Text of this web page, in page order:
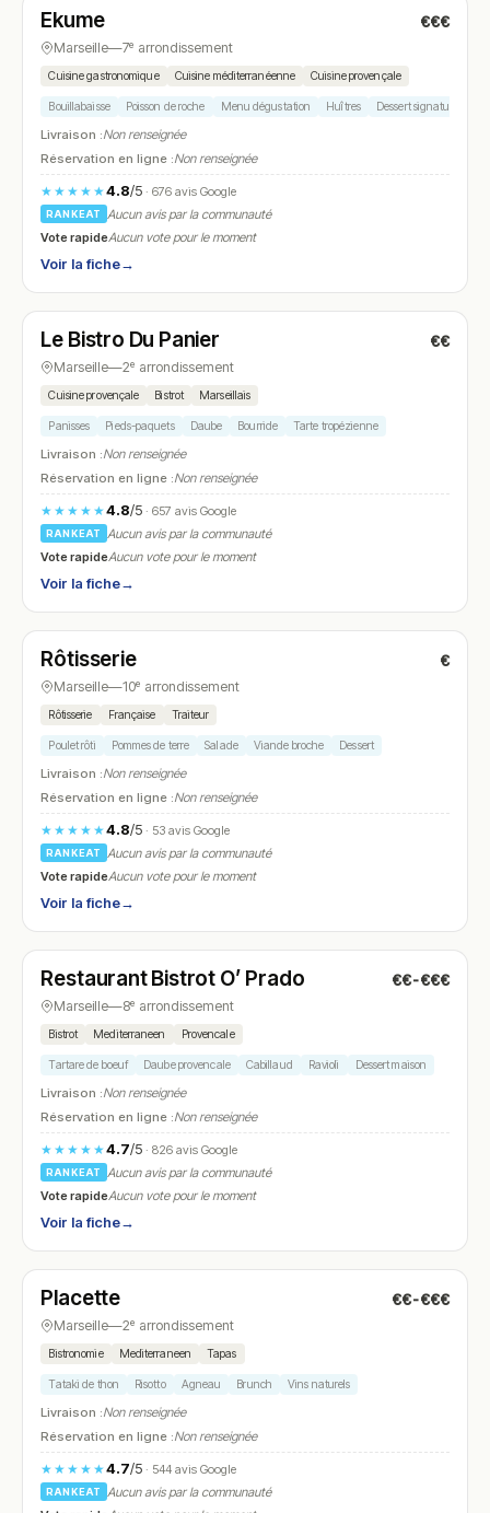
N° 9
Ekume €€€
Marseille—7ᵉ arrondissement
Cuisine gastronomique Cuisine méditerranéenne Cuisine provençale
Bouillabaisse Poisson de roche Menu dégustation Huîtres Dessert signature
Livraison :Non renseignée
Réservation en ligne :Non renseignée
★★★★★4.8/5· 676 avis Google
RANKEAT
Aucun avis par la communauté
Vote rapideAucun vote pour le moment
Voir la fiche→
N° 10
Le Bistro Du Panier €€
Marseille—2ᵉ arrondissement
Cuisine provençale Bistrot Marseillais
Panisses Pieds-paquets Daube Bourride Tarte tropézienne
Livraison :Non renseignée
Réservation en ligne :Non renseignée
★★★★★4.8/5· 657 avis Google
RANKEAT
Aucun avis par la communauté
Vote rapideAucun vote pour le moment
Voir la fiche→
N° 11
Rôtisserie €
Marseille—10ᵉ arrondissement
Rôtisserie Française Traiteur
Poulet rôti Pommes de terre Salade Viande broche Dessert
Livraison :Non renseignée
Réservation en ligne :Non renseignée
★★★★★4.8/5· 53 avis Google
RANKEAT
Aucun avis par la communauté
Vote rapideAucun vote pour le moment
Voir la fiche→
N° 12
Restaurant Bistrot O’ Prado €€-€€€
Marseille—8ᵉ arrondissement
Bistrot Mediterraneen Provencale
Tartare de boeuf Daube provencale Cabillaud Ravioli Dessert maison
Livraison :Non renseignée
Réservation en ligne :Non renseignée
★★★★★4.7/5· 826 avis Google
RANKEAT
Aucun avis par la communauté
Vote rapideAucun vote pour le moment
Voir la fiche→
N° 13
Placette €€-€€€
Marseille—2ᵉ arrondissement
Bistronomie Mediterraneen Tapas
Tataki de thon Risotto Agneau Brunch Vins naturels
Livraison :Non renseignée
Réservation en ligne :Non renseignée
★★★★★4.7/5· 544 avis Google
RANKEAT
Aucun avis par la communauté